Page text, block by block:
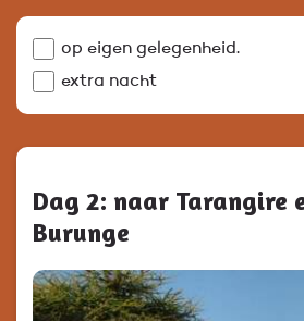
op eigen gelegenheid.
extra nacht
Dag 2: naar Tarangire
Burunge